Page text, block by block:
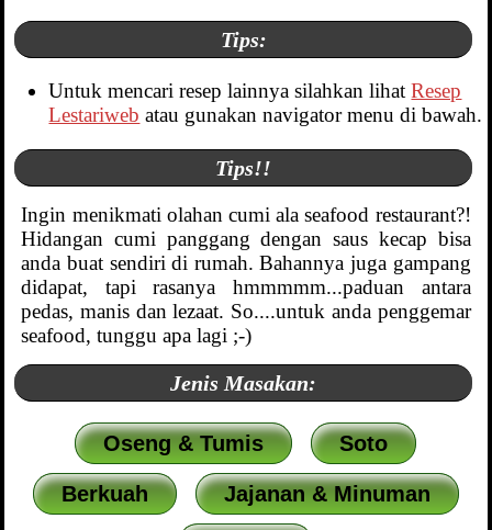
Tips:
Untuk mencari resep lainnya silahkan lihatResep
Lestariweb atau gunakan navigator menu di bawah.
Tips!!
Ingin menikmati olahan cumi ala seafood restaurant?!
Hidangan cumi panggang dengan saus kecap bisa
anda buat sendiri di rumah. Bahannya juga gampang
didapat, tapi rasanya hmmmmm...paduan antara
pedas, manis dan lezaat. So....untuk anda penggemar
seafood, tunggu apa lagi ;-)
Jenis Masakan:
Oseng & Tumis Soto
Berkuah Jajanan & Minuman